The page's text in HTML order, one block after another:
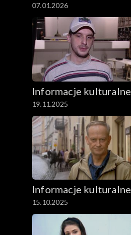
07.01.2026
Informacje kulturalne
19.11.2025
Informacje kulturalne
15.10.2025